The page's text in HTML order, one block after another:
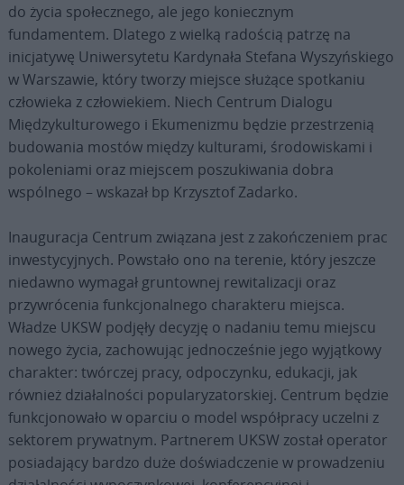
do życia społecznego, ale jego koniecznym
fundamentem. Dlatego z wielką radością patrzę na
inicjatywę Uniwersytetu Kardynała Stefana Wyszyńskiego
w Warszawie, który tworzy miejsce służące spotkaniu
człowieka z człowiekiem. Niech Centrum Dialogu
Międzykulturowego i Ekumenizmu będzie przestrzenią
budowania mostów między kulturami, środowiskami i
pokoleniami oraz miejscem poszukiwania dobra
wspólnego – wskazał bp Krzysztof Zadarko.
Inauguracja Centrum związana jest z zakończeniem prac
inwestycyjnych. Powstało ono na terenie, który jeszcze
niedawno wymagał gruntownej rewitalizacji oraz
przywrócenia funkcjonalnego charakteru miejsca.
Władze UKSW podjęły decyzję o nadaniu temu miejscu
nowego życia, zachowując jednocześnie jego wyjątkowy
charakter: twórczej pracy, odpoczynku, edukacji, jak
również działalności popularyzatorskiej. Centrum będzie
funkcjonowało w oparciu o model współpracy uczelni z
sektorem prywatnym. Partnerem UKSW został operator
posiadający bardzo duże doświadczenie w prowadzeniu